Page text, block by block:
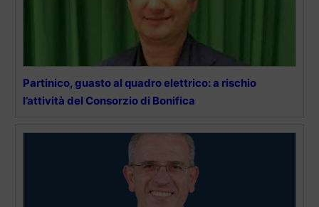
Partinico, guasto al quadro elettrico: a rischio
l’attività del Consorzio di Bonifica